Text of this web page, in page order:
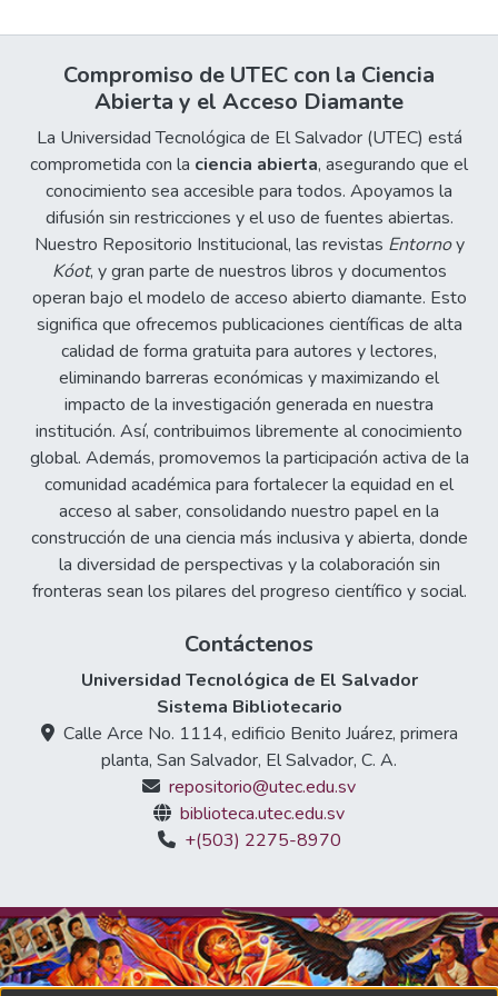
género presentes en el siglo XIX en El
Salvador se mantienen, pese a que muchas
de las científicas no los perciben como tal;
las mujeres científicas frenan su desarrollo
profesional ante la administración del hogar;
no existen políticas sistemáticas que hayan
impulsado el desarrollo científico en el país;
no hay un plan de divulgación de la ciencia
en el país y por ende no se conoce del
trabajo de las mujeres en la ciencia. En El
Salvador, la ciencia se produce en su
mayoría en las instituciones de educación
superior; aún existen pocos centros
científicos. Además, la comunidad científica
salvadoreña se caracteriza por no
dinamizarse como tal. Esas aseveraciones
se pueden comprobar con la experiencia de
mujeres y hombres de la ciencia y conocer
de primera mano las características
principales de la práctica científica nacional.
Compromiso de UTEC con la Ciencia
Abierta y el Acceso Diamante
La Universidad Tecnológica de El Salvador (UTEC) está
comprometida con la ciencia abierta, asegurando que el
conocimiento sea accesible para todos. Apoyamos la
difusión sin restricciones y el uso de fuentes abiertas.
Nuestro Repositorio Institucional, las revistas Entornoy
Kóot, y gran parte de nuestros libros y documentos
operan bajo el modelo de acceso abierto diamante. Esto
significa que ofrecemos publicaciones científicas de alta
calidad de forma gratuita para autores y lectores,
eliminando barreras económicas y maximizando el
impacto de la investigación generada en nuestra
institución. Así, contribuimos libremente al conocimiento
global. Además, promovemos la participación activa de la
comunidad académica para fortalecer la equidad en el
acceso al saber, consolidando nuestro papel en la
construcción de una ciencia más inclusiva y abierta, donde
la diversidad de perspectivas y la colaboración sin
fronteras sean los pilares del progreso científico y social.
Contáctenos
Universidad Tecnológica de El Salvador
Sistema Bibliotecario
Calle Arce No. 1114, edificio Benito Juárez, primera
planta, San Salvador, El Salvador, C. A.
repositorio@utec.edu.sv
biblioteca.utec.edu.sv
+(503) 2275-8970